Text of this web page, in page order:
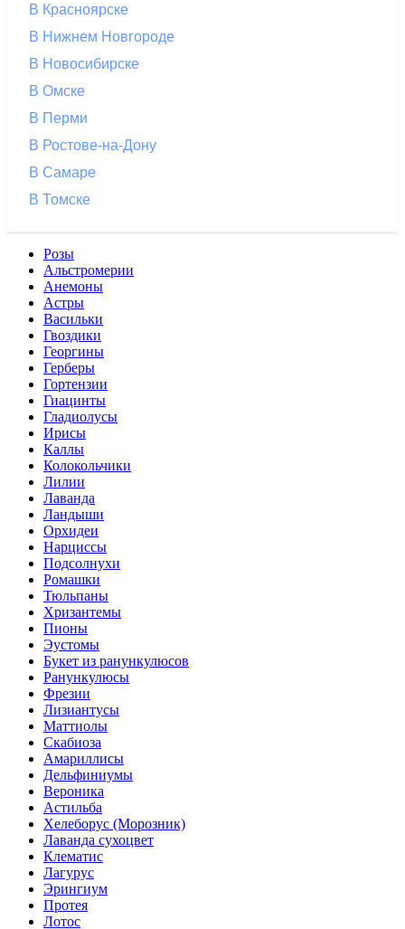
В Красноярске
В Нижнем Новгороде
В Новосибирске
В Омске
В Перми
В Ростове-на-Дону
В Самаре
В Томске
Розы
Альстромерии
Анемоны
Астры
Васильки
Гвоздики
Георгины
Герберы
Гортензии
Гиацинты
Гладиолусы
Ирисы
Каллы
Колокольчики
Лилии
Лаванда
Ландыши
Орхидеи
Нарциссы
Подсолнухи
Ромашки
Тюльпаны
Хризантемы
Пионы
Эустомы
Букет из ранункулюсов
Ранункулюсы
Фрезии
Лизиантусы
Маттиолы
Скабиоза
Амариллисы
Дельфиниумы
Вероника
Астильба
Хелеборус (Морозник)
Лаванда сухоцвет
Клематис
Лагурус
Эрингиум
Протея
Лотос